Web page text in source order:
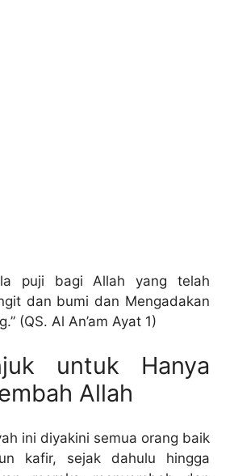
puji bagi Allah yang telah
dan bumi dan Mengadakan
(QS. Al An’am Ayat 1)
untuk Hanya
Allah
ini diyakini semua orang baik
kafir, sejak dahulu hingga